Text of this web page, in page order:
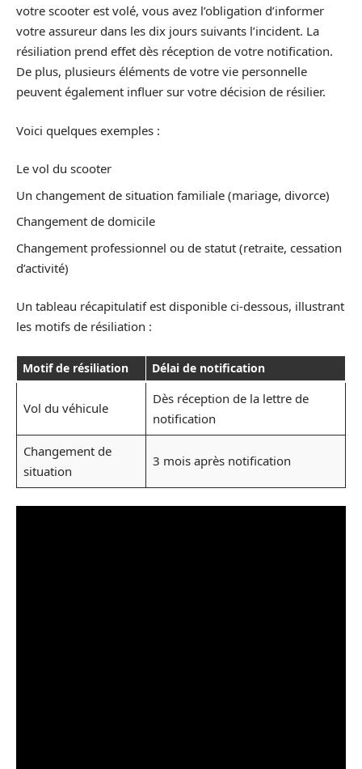
votre scooter est volé, vous avez l’obligation d’informer
votre assureur dans les dix jours suivants l’incident. La
résiliation prend effet dès réception de votre notification.
De plus, plusieurs éléments de votre vie personnelle
peuvent également influer sur votre décision de résilier.
Voici quelques exemples :
Le vol du scooter
Un changement de situation familiale (mariage, divorce)
Changement de domicile
Changement professionnel ou de statut (retraite, cessation
d’activité)
Un tableau récapitulatif est disponible ci-dessous, illustrant
les motifs de résiliation :
Motif de résiliation Délai de notification
Vol du véhicule
Dès réception de la lettre de
notification
Changement de
situation
3 mois après notification